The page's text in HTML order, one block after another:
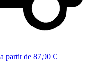
a partir de 87,90 €